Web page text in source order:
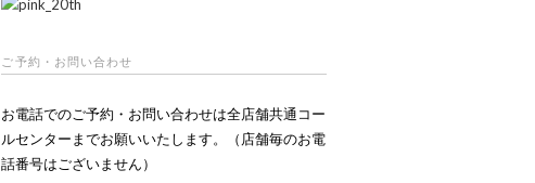
ご予約・お問い合わせ
お電話でのご予約・お問い合わせは全店舗共通コー
ルセンターまでお願いいたします。（店舗毎のお電
話番号はございません）